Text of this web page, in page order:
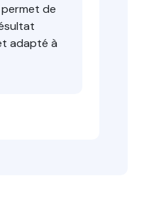
de
adapté à